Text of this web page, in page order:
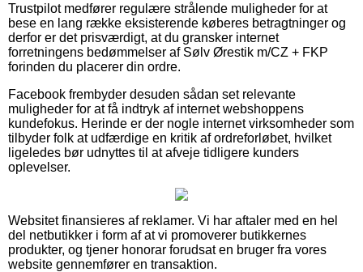
Trustpilot medfører regulære strålende muligheder for at
bese en lang række eksisterende køberes betragtninger og
derfor er det prisværdigt, at du gransker internet
forretningens bedømmelser af Sølv Ørestik m/CZ + FKP
forinden du placerer din ordre.
Facebook frembyder desuden sådan set relevante
muligheder for at få indtryk af internet webshoppens
kundefokus. Herinde er der nogle internet virksomheder som
tilbyder folk at udfærdige en kritik af ordreforløbet, hvilket
ligeledes bør udnyttes til at afveje tidligere kunders
oplevelser.
Websitet finansieres af reklamer. Vi har aftaler med en hel
del netbutikker i form af at vi promoverer butikkernes
produkter, og tjener honorar forudsat en bruger fra vores
website gennemfører en transaktion.